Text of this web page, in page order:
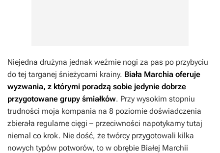
Niejedna drużyna jednak weźmie nogi za pas po przybyciu
do tej targanej śnieżycami krainy. Biała Marchia oferuje
wyzwania, z którymi poradzą sobie jedynie dobrze
przygotowane grupy śmiałków. Przy wysokim stopniu
trudności moja kompania na 8 poziomie doświadczenia
zbierała regularne cięgi – przeciwności napotykamy tutaj
niemal co krok. Nie dość, że twórcy przygotowali kilka
nowych typów potworów, to w obrębie Białej Marchii